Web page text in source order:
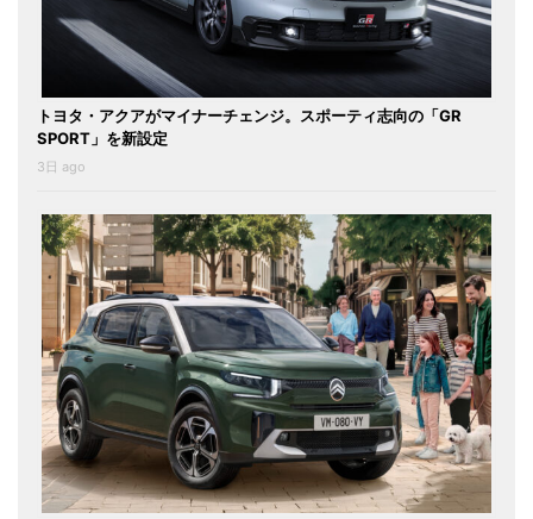
トヨタ・アクアがマイナーチェンジ。スポーティ志向の「GR
SPORT」を新設定
3日 ago